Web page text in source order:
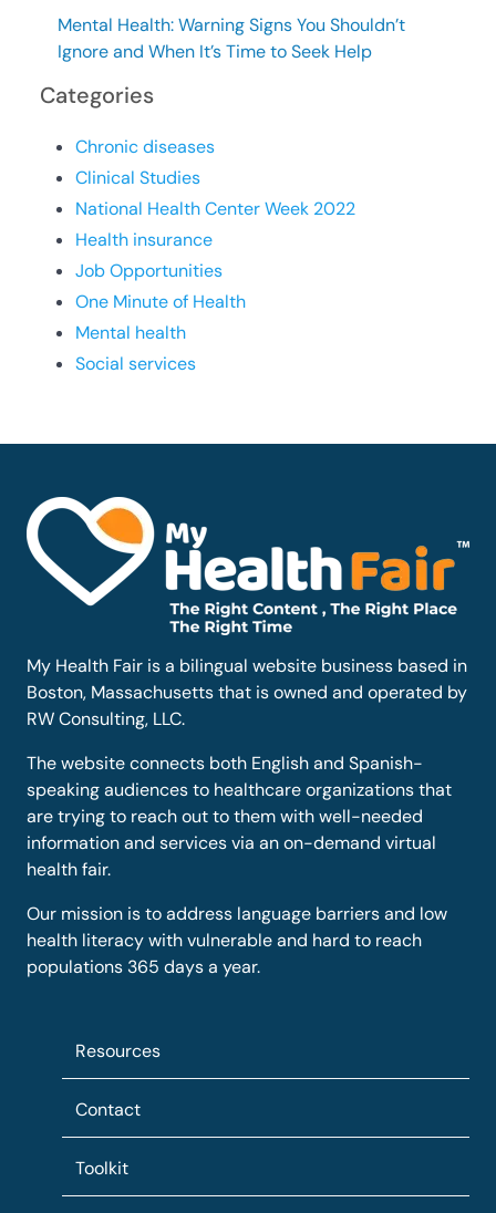
Mental Health: Warning Signs You Shouldn’t
Ignore and When It’s Time to Seek Help
Categories
Chronic diseases
Clinical Studies
National Health Center Week 2022
Health insurance
Job Opportunities
One Minute of Health
Mental health
Social services
My Health Fair is a bilingual website business based in
Boston, Massachusetts that is owned and operated by
RW Consulting, LLC.
The website connects both English and Spanish-
speaking audiences to healthcare organizations that
are trying to reach out to them with well-needed
information and services via an on-demand virtual
health fair.
Our mission is to address language barriers and low
health literacy with vulnerable and hard to reach
populations 365 days a year.
Resources
Contact
Toolkit